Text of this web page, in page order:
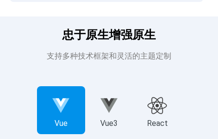
忠于原生增强原生
支持多种技术框架和灵活的主题定制
Vue Vue3 React